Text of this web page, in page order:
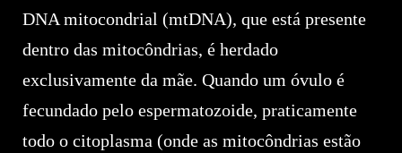
DNA mitocondrial (mtDNA), que está presente
dentro das mitocôndrias, é herdado
exclusivamente da mãe. Quando um óvulo é
fecundado pelo espermatozoide, praticamente
todo o citoplasma (onde as mitocôndrias estão